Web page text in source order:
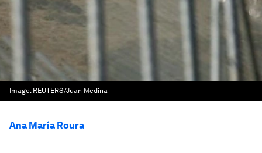
Image: REUTERS/Juan Medina
Ana María Roura